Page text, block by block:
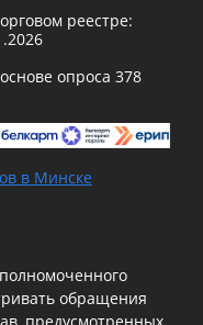
реестре:
опроса 378
в Минске
обращения